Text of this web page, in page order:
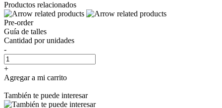
Productos relacionados
Pre-order
Guía de talles
Cantidad por unidades
-
+
Agregar a mi carrito
También te puede interesar